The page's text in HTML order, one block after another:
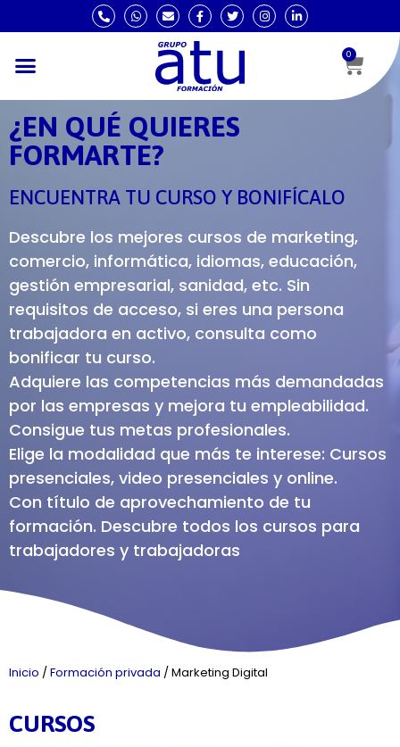
0
¿EN QUÉ QUIERES
FORMARTE?
ENCUENTRA TU CURSO Y BONIFÍCALO
Descubre los mejores cursos de marketing,
comercio, informática, idiomas, educación,
gestión empresarial, sanidad, etc. Sin
requisitos de acceso, si eres una persona
trabajadora en activo, consulta como
bonificar tu curso.
Adquiere las competencias más demandadas
por las empresas y mejora tu empleabilidad.
Consigue tus metas profesionales.
Elige la modalidad que más te interese: Cursos
presenciales, video presenciales y online.
Con título de aprovechamiento de tu
formación. Descubre todos los cursos para
trabajadores y trabajadoras
Inicio /Formación privada /Marketing Digital
CURSOS